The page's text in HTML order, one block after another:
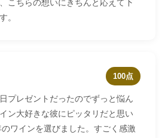
こちらの想いにきちんと応えて下
。
100点
プレゼントだったのでずっと悩ん
ン大好きな彼にピッタリだと思い
ワインを選びました。すごく感激